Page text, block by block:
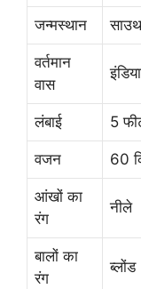
जन्मस्थान
वर्तमान
वास
लंबाई 5
वजन 60
आंखों का
रंग
नीले
बालों का
रंग
ब्लोंड